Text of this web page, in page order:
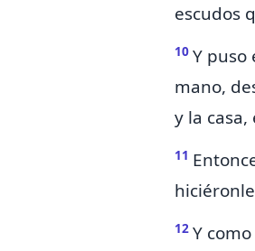
escudos
10 Y puso
mano,
y la
11
12 Y